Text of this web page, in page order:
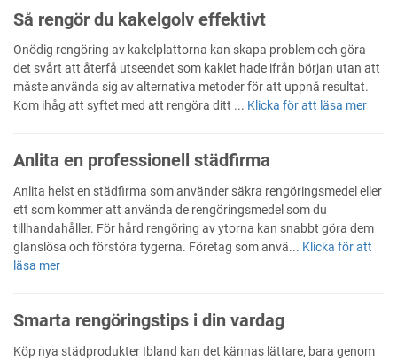
Så rengör du kakelgolv effektivt
Onödig rengöring av kakelplattorna kan skapa problem och göra
det svårt att återfå utseendet som kaklet hade ifrån början utan att
måste använda sig av alternativa metoder för att uppnå resultat.
Kom ihåg att syftet med att rengöra ditt ... Klicka för att läsa mer
Anlita en professionell städfirma
Anlita helst en städfirma som använder säkra rengöringsmedel eller
ett som kommer att använda de rengöringsmedel som du
tillhandahåller. För hård rengöring av ytorna kan snabbt göra dem
glanslösa och förstöra tygerna. Företag som anvä... Klicka för att
läsa mer
Smarta rengöringstips i din vardag
Köp nya städprodukter Ibland kan det kännas lättare, bara genom